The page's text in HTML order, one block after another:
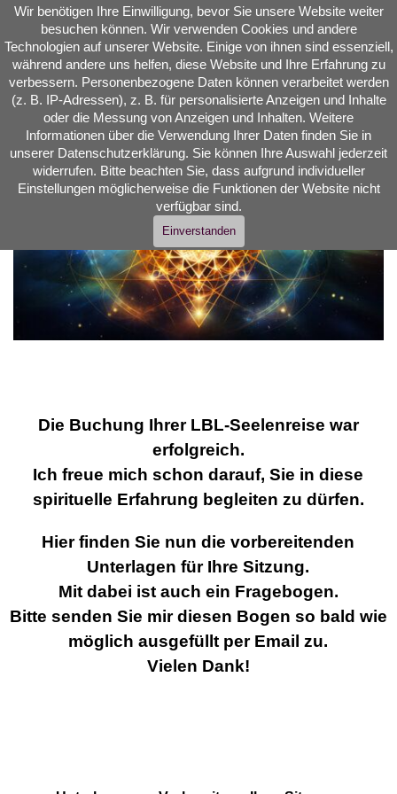
Wir benötigen Ihre Einwilligung, bevor Sie unsere Website weiter
besuchen können. Wir verwenden Cookies und andere
Technologien auf unserer Website. Einige von ihnen sind essenziell,
während andere uns helfen, diese Website und Ihre Erfahrung zu
verbessern. Personenbezogene Daten können verarbeitet werden
(z. B. IP-Adressen), z. B. für personalisierte Anzeigen und Inhalte
oder die Messung von Anzeigen und Inhalten. Weitere
Informationen über die Verwendung Ihrer Daten finden Sie in
unserer Datenschutzerklärung. Sie können Ihre Auswahl jederzeit
widerrufen. Bitte beachten Sie, dass aufgrund individueller
Einstellungen möglicherweise die Funktionen der Website nicht
verfügbar sind.
Einverstanden
Direkt zum Seiteninhalt
Menü überspringen
Reinkarnationstherapie
Seelenreisen Quantenheilung
Die Buchung Ihrer LBL-Seelenreise war
erfolgreich.
Ich freue mich schon darauf, Sie in diese
spirituelle Erfahrung begleiten zu dürfen.
Hier finden Sie nun die vorbereitenden
Unterlagen für Ihre Sitzung.
Mit dabei ist auch ein Fragebogen.
Bitte senden Sie mir diesen Bogen so bald wie
möglich ausgefüllt per Email zu.
Vielen Dank!